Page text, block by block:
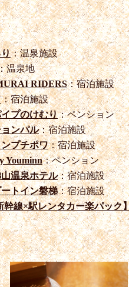
：温泉施設
温泉地
RIDERS：宿泊施設
：宿泊施設
プのけむり：ペンション
ンパル：宿泊施設
プチポワ：宿泊施設
Youminn：ペンション
温泉ホテル：宿泊施設
トイン磐梯：宿泊施設
幹線×駅レンタカー楽パック